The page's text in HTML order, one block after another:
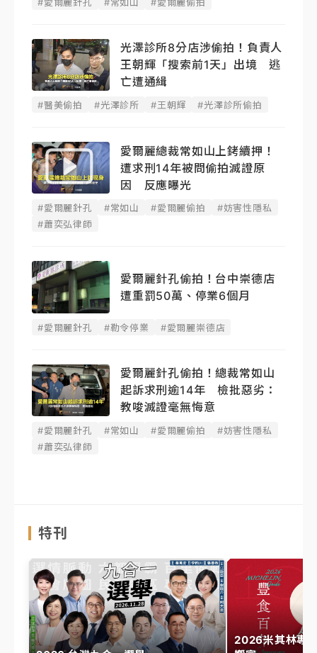
光澤診所8分店涉偷拍！負責人
王朝輝「搜索前1天」出境 逃
亡遭通緝
#醫美偷拍 #光澤診所 #王朝輝 #光澤診所偷拍
愛爾麗總裁常如山上銬續押！
遭求刑14年被問偷拍滅證原
因 反應曝光
#愛爾麗針孔 #常如山 #愛爾麗偷拍
#妨害性隱私
#蕭奕弘律師
愛爾麗針孔偷拍！台中崇德店
遭重罰50萬、停業6個月
#愛爾麗針孔 #勒令停業 #愛爾麗崇德店
愛爾麗針孔偷拍！總裁常如山
起訴求刑逾14年 檢批惡劣：
教唆滅證毫無悔意
#愛爾麗針孔 #常如山 #愛爾麗偷拍
#妨害性隱私
#蕭奕弘律師
特刊
2026米其林專